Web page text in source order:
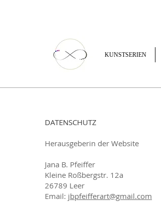
KUNSTSERIEN
DATENSCHUTZ
Herausgeberin der Website
Jana B. Pfeiffer
Kleine Roßbergstr. 12a
26789 Leer
Email: jbpfeifferart@gmail.com